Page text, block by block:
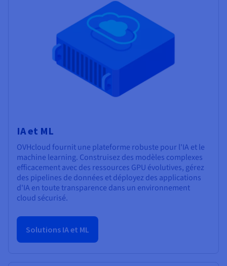
IA et ML
OVHcloud fournit une plateforme robuste pour l'IA et le
machine learning. Construisez des modèles complexes
efficacement avec des ressources GPU évolutives, gérez
des pipelines de données et déployez des applications
d'IA en toute transparence dans un environnement
cloud sécurisé.
Solutions IA et ML